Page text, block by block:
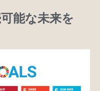
能な未来を